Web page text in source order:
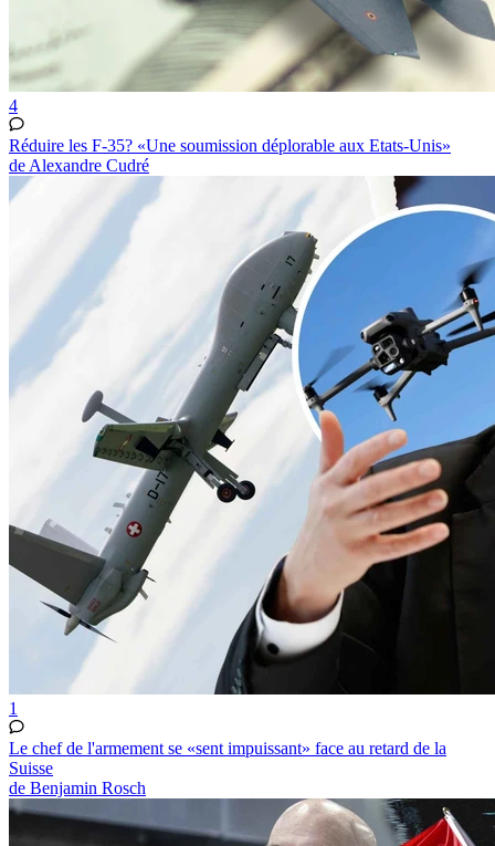
4
Réduire les F-35? «Une soumission déplorable aux Etats-Unis»
de Alexandre Cudré
1
Le chef de l'armement se «sent impuissant» face au retard de la
Suisse
de Benjamin Rosch